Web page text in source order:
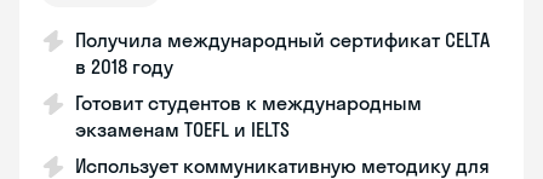
Получила международный сертификат CELTA
в 2018 году
Готовит студентов к международным
экзаменам TOEFL и IELTS
Использует коммуникативную методику для